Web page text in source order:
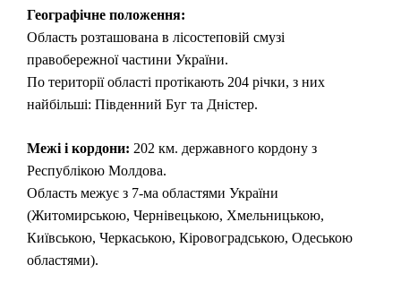
Географічне положення:
Область розташована в лісостеповій смузі
правобережної частини України.
По території області протікають 204 річки, з них
найбільші: Південний Буг та Дністер.
Межі і кордони: 202 км. державного кордону з
Республікою Молдова.
Область межує з 7-ма областями України
(Житомирською, Чернівецькою, Хмельницькою,
Київською, Черкаською, Кіровоградською, Одеською
областями).